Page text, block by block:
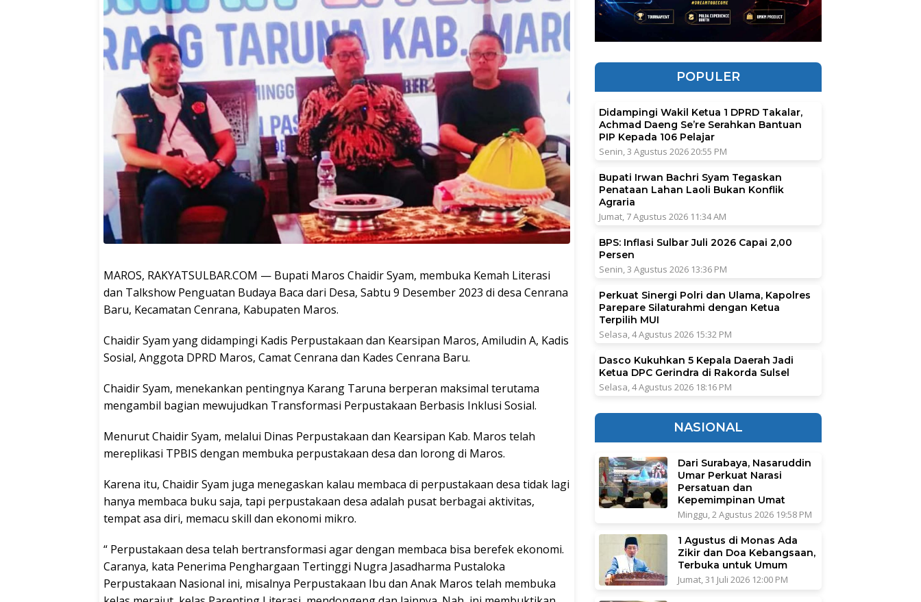
MAROS, RAKYATSULBAR.COM — Bupati Maros Chaidir Syam, membuka Kemah Literasi
dan Talkshow Penguatan Budaya Baca dari Desa, Sabtu 9 Desember 2023 di desa Cenrana
Baru, Kecamatan Cenrana, Kabupaten Maros.
Chaidir Syam yang didampingi Kadis Perpustakaan dan Kearsipan Maros, Amiludin A, Kadis
Sosial, Anggota DPRD Maros, Camat Cenrana dan Kades Cenrana Baru.
Chaidir Syam, menekankan pentingnya Karang Taruna berperan maksimal terutama
mengambil bagian mewujudkan Transformasi Perpustakaan Berbasis Inklusi Sosial.
Menurut Chaidir Syam, melalui Dinas Perpustakaan dan Kearsipan Kab. Maros telah
mereplikasi TPBIS dengan membuka perpustakaan desa dan lorong di Maros.
Karena itu, Chaidir Syam juga menegaskan kalau membaca di perpustakaan desa tidak lagi
hanya membaca buku saja, tapi perpustakaan desa adalah pusat berbagai aktivitas,
tempat asa diri, memacu skill dan ekonomi mikro.
“ Perpustakaan desa telah bertransformasi agar dengan membaca bisa berefek ekonomi.
Caranya, kata Penerima Penghargaan Tertinggi Nugra Jasadharma Pustaloka
Perpustakaan Nasional ini, misalnya Perpustakaan Ibu dan Anak Maros telah membuka
POPULER
Didampingi Wakil Ketua 1 DPRD Takalar,
Achmad Daeng Se’re Serahkan Bantuan
PIP Kepada 106 Pelajar
Senin, 3 Agustus 2026 20:55 PM
Bupati Irwan Bachri Syam Tegaskan
Penataan Lahan Laoli Bukan Konflik
Agraria
Jumat, 7 Agustus 2026 11:34 AM
BPS: Inflasi Sulbar Juli 2026 Capai 2,00
Persen
Senin, 3 Agustus 2026 13:36 PM
Perkuat Sinergi Polri dan Ulama, Kapolres
Parepare Silaturahmi dengan Ketua
Terpilih MUI
Selasa, 4 Agustus 2026 15:32 PM
Dasco Kukuhkan 5 Kepala Daerah Jadi
Ketua DPC Gerindra di Rakorda Sulsel
Selasa, 4 Agustus 2026 18:16 PM
NASIONAL
Dari Surabaya, Nasaruddin
Umar Perkuat Narasi
Persatuan dan
Kepemimpinan Umat
Minggu, 2 Agustus 2026 19:58 PM
1 Agustus di Monas Ada
Zikir dan Doa Kebangsaan,
Terbuka untuk Umum
Jumat, 31 Juli 2026 12:00 PM